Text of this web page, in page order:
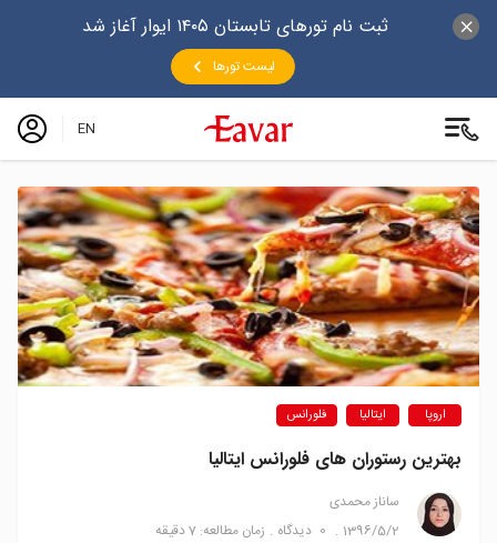
ثبت نام تورهای تابستان ۱۴۰۵ ایوار آغاز شد
لیست تورها
EN
اروپا ایتالیا فلورانس
بهترین رستوران های فلورانس ایتالیا
ساناز محمدی
1396/5/2
0 دیدگاه زمان مطالعه: 7 دقیقه